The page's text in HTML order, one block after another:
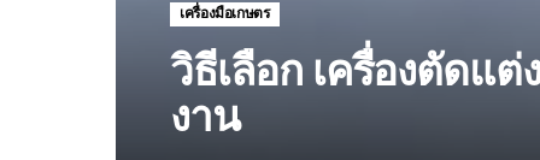
เครื่องมือเกษตร
วิธีเลือก เครื่องตัดแ
งาน